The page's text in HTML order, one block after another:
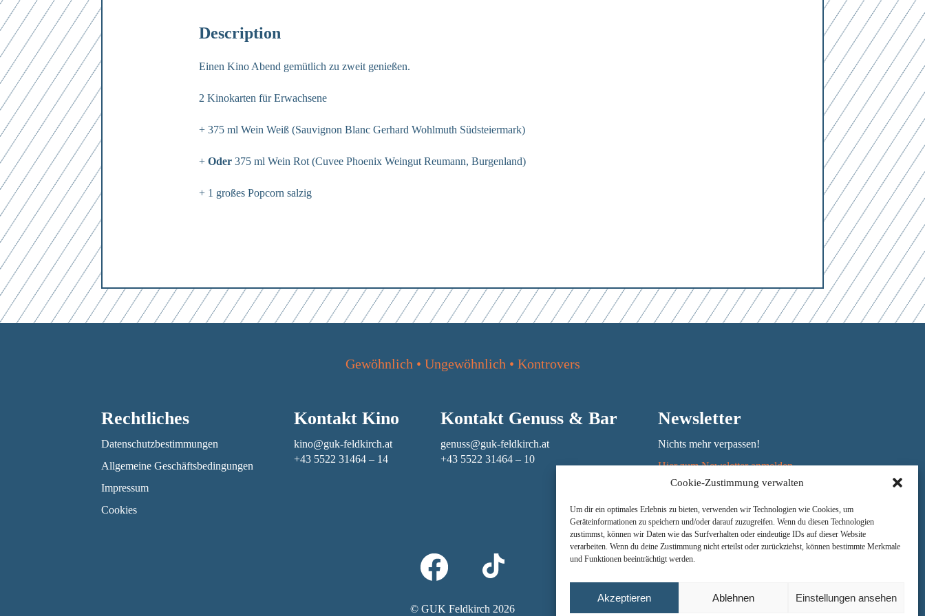
Cookie-Zustimmung verwalten
Um dir ein optimales Erlebnis zu bieten, verwenden wir Technologien wie Cookies, um
Geräteinformationen zu speichern und/oder darauf zuzugreifen. Wenn du diesen Technologien
zustimmst, können wir Daten wie das Surfverhalten oder eindeutige IDs auf dieser Website
verarbeiten. Wenn du deine Zustimmung nicht erteilst oder zurückziehst, können bestimmte Merkmale
und Funktionen beeinträchtigt werden.
Akzeptieren Ablehnen Einstellungen ansehen
Description
Einen Kino Abend gemütlich zu zweit genießen.
2 Kinokarten für Erwachsene
+ 375 ml Wein Weiß (Sauvignon Blanc Gerhard Wohlmuth Südsteiermark)
+ Oder 375 ml Wein Rot (Cuvee Phoenix Weingut Reumann, Burgenland)
+ 1 großes Popcorn salzig
Gewöhnlich • Ungewöhnlich • Kontrovers
Rechtliches
Datenschutzbestimmungen
Allgemeine Geschäftsbedingungen
Impressum
Cookies
Kontakt Kino
kino@guk-feldkirch.at
+43 5522 31464 – 14
Kontakt Genuss & Bar
genuss@guk-feldkirch.at
+43 5522 31464 – 10
Newsletter
Nichts mehr verpassen!
Hier zum Newsletter anmelden
Jede Woche das Mittagsmenü erhalten
© GUK Feldkirch 2026